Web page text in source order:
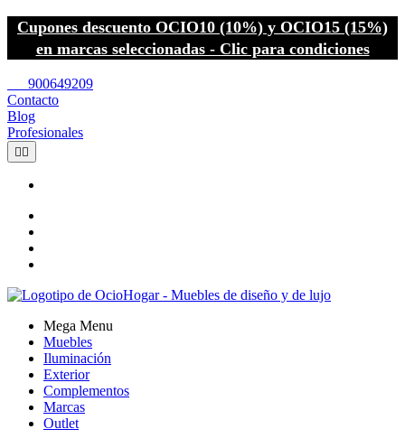
Cupones descuento OCIO10 (10%) y OCIO15 (15%)
en marcas seleccionadas - Clic para condiciones
900649209
Contacto
Blog
Profesionales
 
Mega Menu
Muebles
Iluminación
Exterior
Complementos
Marcas
Outlet